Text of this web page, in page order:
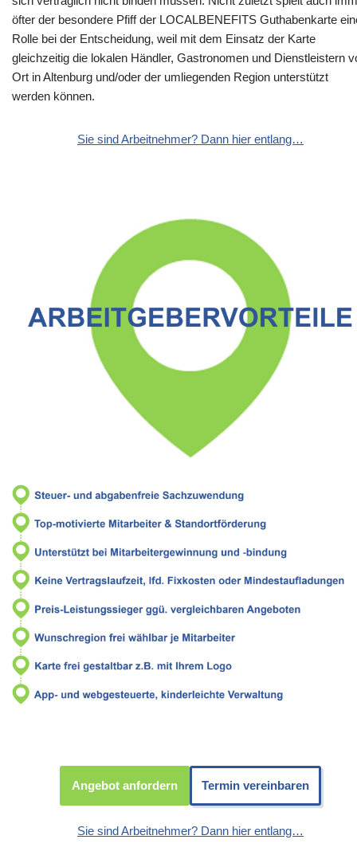
öfter der besondere Pfiff der LOCALBENEFITS Guthabenkarte
Rolle bei der Entscheidung, weil mit dem Einsatz der Karte
gleichzeitig die lokalen Händler, Gastronomen und Dienstleistern
Ort in Altenburg und/oder der umliegenden Region unterstützt
werden können.
Sie sind Arbeitnehmer? Dann hier entlang…
Angebot anfordern Termin vereinbaren
Sie sind Arbeitnehmer? Dann hier entlang…